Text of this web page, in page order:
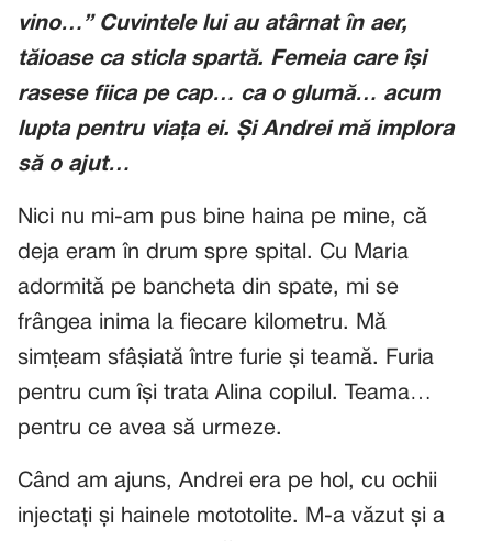
vino…” Cuvintele lui au atârnat în aer,
tăioase ca sticla spartă. Femeia care își
rasese fiica pe cap… ca o glumă… acum
lupta pentru viața ei. Și Andrei mă implora
să o ajut…
Nici nu mi-am pus bine haina pe mine, că
deja eram în drum spre spital. Cu Maria
adormită pe bancheta din spate, mi se
frângea inima la fiecare kilometru. Mă
simțeam sfâșiată între furie și teamă. Furia
pentru cum își trata Alina copilul. Teama…
pentru ce avea să urmeze.
Când am ajuns, Andrei era pe hol, cu ochii
injectați și hainele mototolite. M-a văzut și a